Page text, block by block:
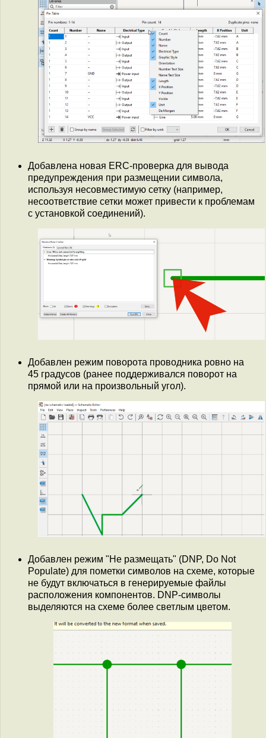
Добавлена новая ERC-проверка для вывода
предупреждения при размещении символа,
используя несовместимую сетку (например,
несоответствие сетки может привести к проблемам
с установкой соединений).
Добавлен режим поворота проводника ровно на
45 градусов (ранее поддерживался поворот на
прямой или на произвольный угол).
Добавлен режим "Не размещать" (DNP, Do Not
Populate) для пометки символов на схеме, которые
не будут включаться в генерируемые файлы
расположения компонентов. DNP-символы
выделяются на схеме более светлым цветом.